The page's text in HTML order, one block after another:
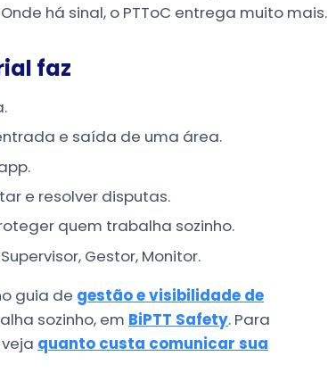
há sinal, o PTToC entrega muito mais.
faz
e saída de uma área.
e resolver disputas.
quem trabalha sozinho.
Gestor, Monitor.
guia de gestão e visibilidade de
sozinho, em BiPTT Safety. Para
quanto custa comunicar sua